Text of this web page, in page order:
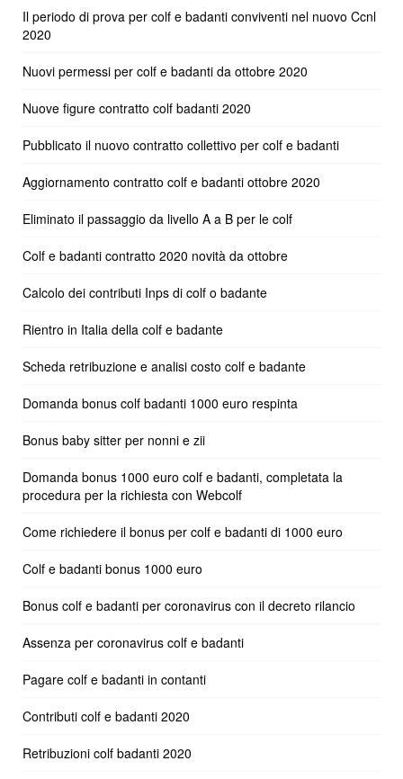
Il periodo di prova per colf e badanti conviventi nel nuovo Ccnl
2020
Nuovi permessi per colf e badanti da ottobre 2020
Nuove figure contratto colf badanti 2020
Pubblicato il nuovo contratto collettivo per colf e badanti
Aggiornamento contratto colf e badanti ottobre 2020
Eliminato il passaggio da livello A a B per le colf
Colf e badanti contratto 2020 novità da ottobre
Calcolo dei contributi Inps di colf o badante
Rientro in Italia della colf e badante
Scheda retribuzione e analisi costo colf e badante
Domanda bonus colf badanti 1000 euro respinta
Bonus baby sitter per nonni e zii
Domanda bonus 1000 euro colf e badanti, completata la
procedura per la richiesta con Webcolf
Come richiedere il bonus per colf e badanti di 1000 euro
Colf e badanti bonus 1000 euro
Bonus colf e badanti per coronavirus con il decreto rilancio
Assenza per coronavirus colf e badanti
Pagare colf e badanti in contanti
Contributi colf e badanti 2020
Retribuzioni colf badanti 2020